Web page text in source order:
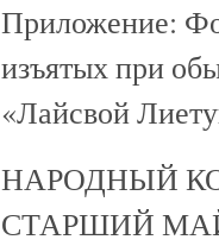
Приложение:
изъятых при
«Лайсвой
НАРОДНЫЙ
СТАРШИЙ